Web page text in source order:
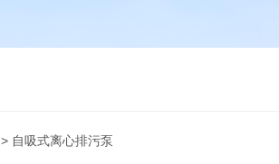
> 自吸式离心排污泵